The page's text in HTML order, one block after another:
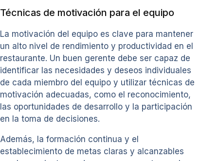
Técnicas de motivación para el equipo
La motivación del equipo es clave para mantener
un alto nivel de rendimiento y productividad en el
restaurante. Un buen gerente debe ser capaz de
identificar las necesidades y deseos individuales
de cada miembro del equipo y utilizar técnicas de
motivación adecuadas, como el reconocimiento,
las oportunidades de desarrollo y la participación
en la toma de decisiones.
Además, la formación continua y el
establecimiento de metas claras y alcanzables